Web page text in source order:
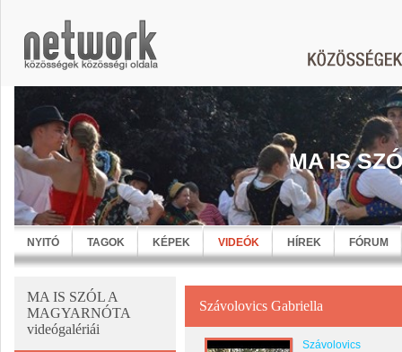
MA IS
NYITÓ TAGOK KÉPEK VIDEÓK HÍREK FÓRUM
MA IS SZÓL A
MAGYARNÓTA
videógalériái
Szávolovics Gabriella
Szávolovics